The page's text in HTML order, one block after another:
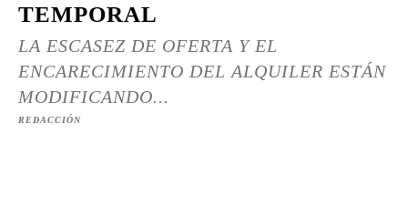
TEMPORAL
LA ESCASEZ DE OFERTA Y EL
ENCARECIMIENTO DEL ALQUILER ESTÁN
MODIFICANDO...
REDACCIÓN